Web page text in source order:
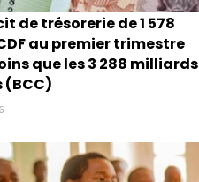
de trésorerie de 1 578
au premier trimestre
que les 3 288 milliards